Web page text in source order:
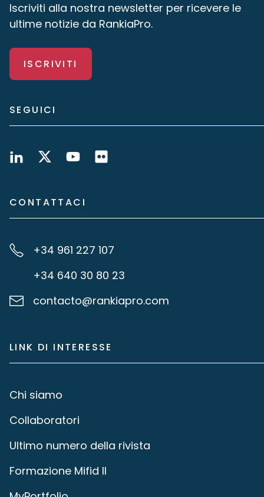
Iscriviti alla nostra newsletter per ricevere le
ultime notizie da RankiaPro.
ISCRIVITI
SEGUICI
CONTATTACI
+34 961 227 107
+34 640 30 80 23
contacto@rankiapro.com
LINK DI INTERESSE
Chi siamo
Collaboratori
Ultimo numero della rivista
Formazione Mifid II